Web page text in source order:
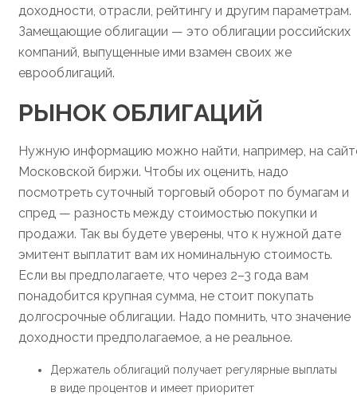
доходности, отрасли, рейтингу и другим параметрам.
Замещающие облигации — это облигации российских
компаний, выпущенные ими взамен своих же
еврооблигаций.
РЫНОК ОБЛИГАЦИЙ
Нужную информацию можно найти, например, на
Московской биржи. Чтобы их оценить, надо
посмотреть суточный торговый оборот по бумагам и
спред — разность между стоимостью покупки и
продажи. Так вы будете уверены, что к нужной дате
эмитент выплатит вам их номинальную стоимость.
Если вы предполагаете, что через 2–3 года вам
понадобится крупная сумма, не стоит покупать
долгосрочные облигации. Надо помнить, что значение
доходности предполагаемое, а не реальное.
Держатель облигаций получает регулярные выплаты
в виде процентов и имеет приоритет